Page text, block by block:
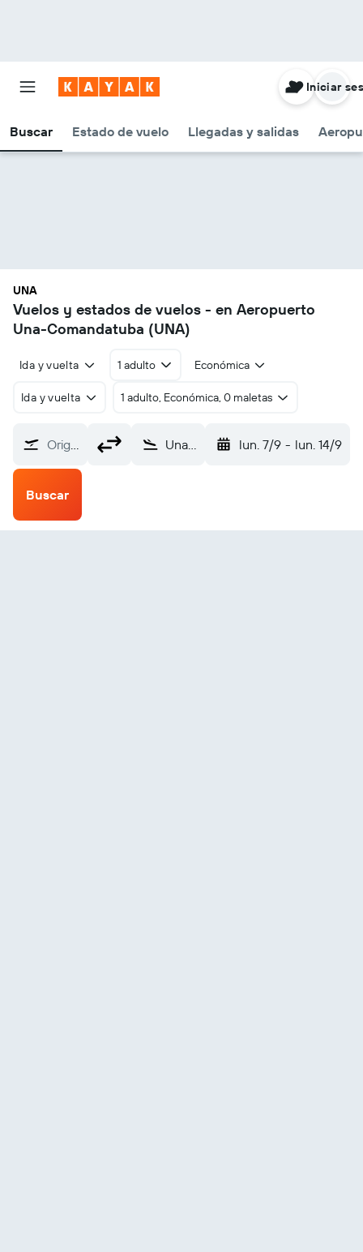
Buscar Estado de vuelo Llegadas y salidas
Iniciar
UNA
Vuelos y estados de vuelos - en Aeropuerto
Una-Comandatuba (UNA)
Ida y vuelta 1 adulto Económica
Ida y vuelta 1 adulto, Económica, 0 maletas
Origen Una-Comandatuba (UNA) lun. 7/9 - lun. 14/9
Buscar